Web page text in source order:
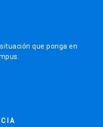
que ponga en